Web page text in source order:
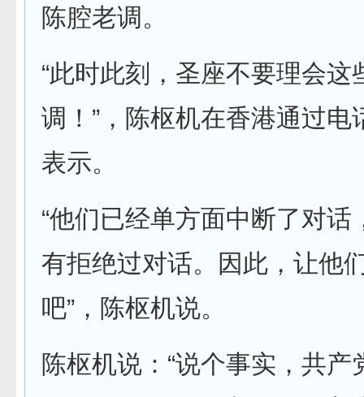
陈腔老调。
“此时此刻，圣座不要理会这
调！”，陈枢机在香港通过电
表示。
“他们已经单方面中断了对话
有拒绝过对话。因此，让他
吧”，陈枢机说。
陈枢机说：“说个事实，共产